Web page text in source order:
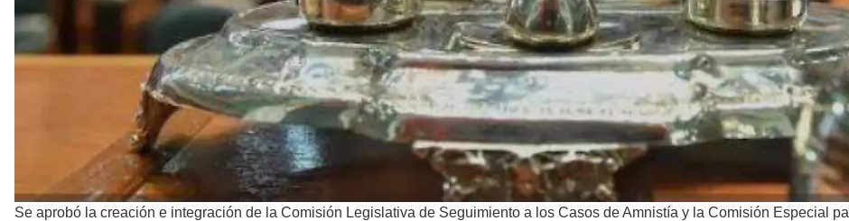
Se aprobó la creación e integración de la Comisión Legislativa de Seguimiento a los Casos de Amnistía y la Comisión Especial